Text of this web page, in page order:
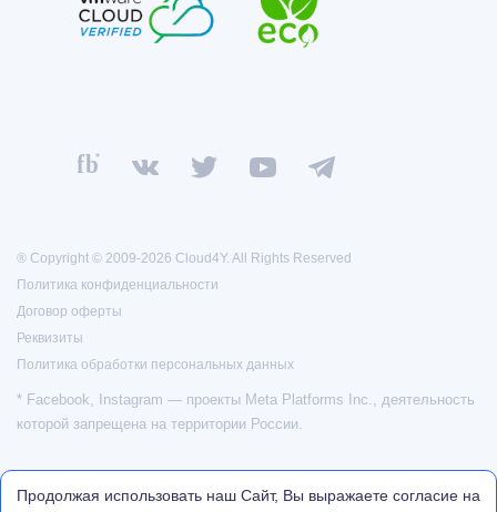
® Copyright © 2009-2026 Cloud4Y. All Rights Reserved
Политика конфиденциальности
Договор оферты
Реквизиты
Политика обработки персональных данных
* Facebook, Instagram — проекты Meta Platforms Inc., деятельность
которой запрещена на территории России.
Продолжая использовать наш Сайт, Вы выражаете согласие на